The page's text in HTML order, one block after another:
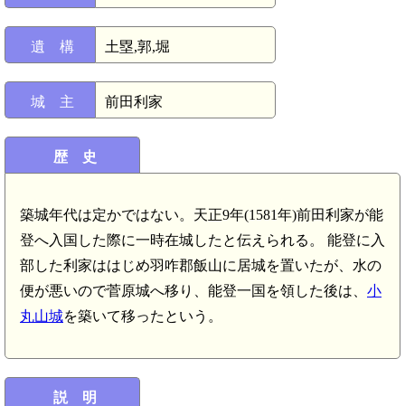
遺 構 土塁,郭,堀
城 主 前田利家
歴 史
築城年代は定かではない。天正9年(1581年)前田利家が能
登へ入国した際に一時在城したと伝えられる。 能登に入
部した利家ははじめ羽咋郡飯山に居城を置いたが、水の
便が悪いので菅原城へ移り、能登一国を領した後は、 小
丸山城を築いて移ったという。
説 明